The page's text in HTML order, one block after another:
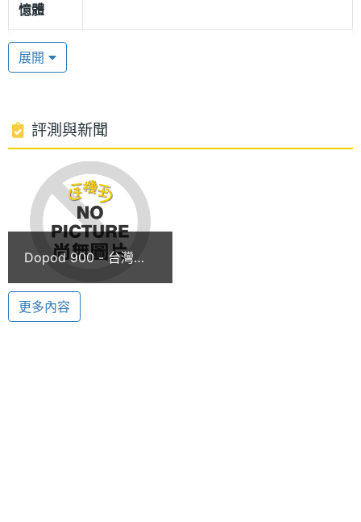
Dopod 900 設計有獨特的 180 度旋轉螢幕，同時內建
先進的 Windows Mobile 5.0 的強大功能。全功能的
QWERTY 鍵盤將有利於用戶方便的編輯 Office 文書
檔案，而雙鏡頭的設計則用於 3G 網絡的視訊通話服
務。
130 萬畫素 / 30 萬畫素 雙鏡頭
Dopod 900 具有 130 萬畫素多功能 CMOS 相機，可
模擬至 200 萬畫素，使得拍攝圖像更清晰。內建夜景
憶體
ROM儲
存空間
電池容量 1620 mAh(毫安培)
最大通話
時間
8 HR(小時)
最大待機
時間
10.83 天
處理器
展開
評測與新聞
Dopod 900 - 台灣首
機實測
更多內容